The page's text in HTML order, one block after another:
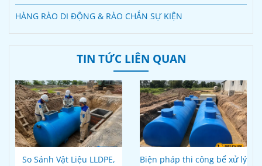
HÀNG RÀO DI ĐỘNG & RÀO CHẮN SỰ KIỆN
TIN TỨC LIÊN QUAN
So Sánh Vật Liệu LLDPE,
Biện pháp thi công bể xử lý